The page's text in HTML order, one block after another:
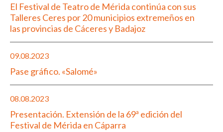
El Festival de Teatro de Mérida continúa con sus
Talleres Ceres por 20 municipios extremeños en
las provincias de Cáceres y Badajoz
09.08.2023
Pase gráfico. «Salomé»
08.08.2023
Presentación. Extensión de la 69ª edición del
Festival de Mérida en Cáparra